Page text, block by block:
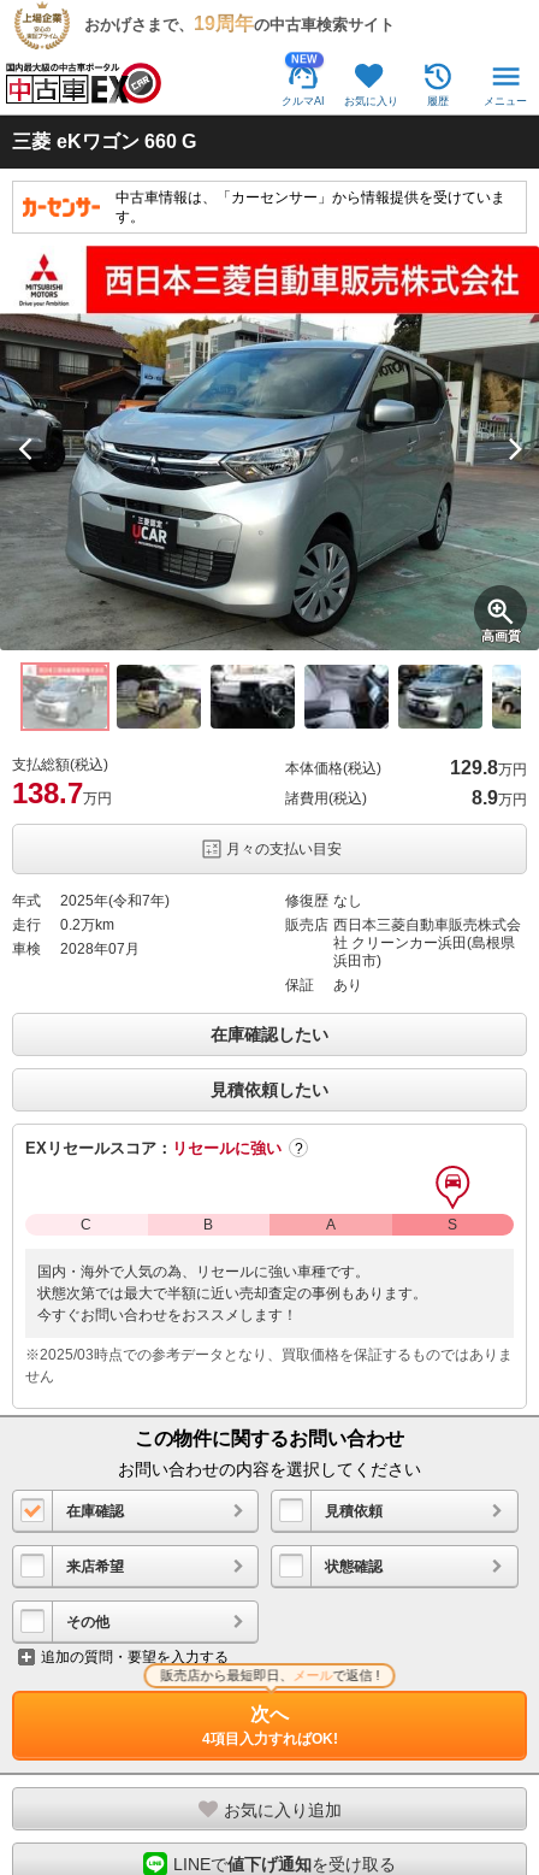
おかげさまで、 19周年の中古車検索サイト
NEW
クルマAI お気に入り 履歴 メニュー
三菱 eKワゴン 660 G
中古車情報は、「カーセンサー」から情報提供を受けていま
す。
高画質
支払総額(税込)
138.7万円
本体価格(税込) 129.8万円
諸費用(税込)
8.9万円
月々の支払い目安
年式
2025年(令和7年)
走行
0.2万km
車検
2028年07月
修復歴 なし
販売店 西日本三菱自動車販売株式会
社 クリーンカー浜田(島根県
浜田市)
保証
あり
在庫確認したい
見積依頼したい
EXリセールスコア： リセールに強い ?
C B A S
国内・海外で人気の為、リセールに強い車種です。
状態次第では最大で半額に近い売却査定の事例もあります。
今すぐお問い合わせをおススメします！
※2025/03時点での参考データとなり、買取価格を保証するものではありま
せん
この物件に関するお問い合わせ
お問い合わせの内容を選択してください
在庫確認 見積依頼
来店希望 状態確認
その他
追加の質問・要望を入力する
次へ
4項目入力すればOK!
販売店から最短即日、 メール で返信 !
お気に入り追加
LINEで値下げ通知を受け取る